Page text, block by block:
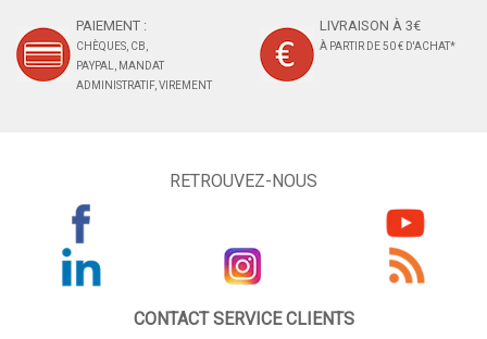
PAIEMENT :
CHÈQUES, CB,
PAYPAL, MANDAT
ADMINISTRATIF, VIREMENT
LIVRAISON À 3€
À PARTIR DE 50 € D'ACHAT*
RETROUVEZ-NOUS
CONTACT SERVICE CLIENTS